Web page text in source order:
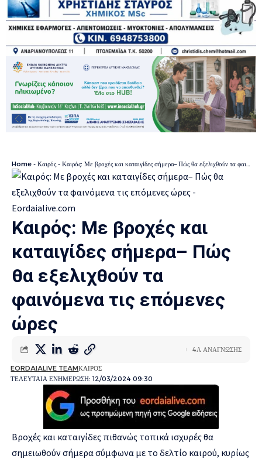
Home - Καιρός - Καιρός: Με βροχές και καταιγίδες σήμερα– Πώς θα εξελιχθούν τα φαινόμενα τις επόμενες ώρες
Καιρός: Με βροχές και
καταιγίδες σήμερα– Πώς
θα εξελιχθούν τα
φαινόμενα τις επόμενες
ώρες
ΤΕΛΕΥΤΑΙΑ ΕΝΗΜΕΡΩΣΗ: 12/03/2024 09:30
EORDAIALIVE TEAMΚΑΙΡΟΣ
4Λ ΑΝΑΓΝΩΣΗΣ
Βροχές και καταιγίδες πιθανώς τοπικά ισχυρές θα
σημειωθούν σήμερα σύμφωνα με το δελτίο καιρού, κυρίως